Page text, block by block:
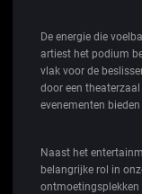
De energie die
artiest het podium
vlak voor de
door een
evenementen
Naast het
belangrijke rol in
ontmoetingsplekken